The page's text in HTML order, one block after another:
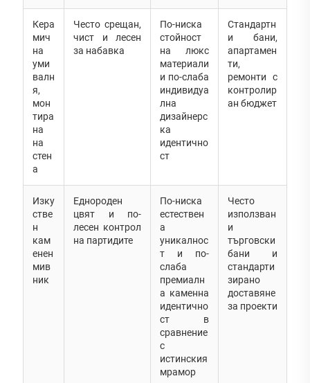
Кера
мич
на
уми
валн
я,
мон
тира
на
на
стен
а
Често срещан,
чист и лесен
за набавка
По-ниска
стойност
на люкс
материали
и по-слаба
индивидуа
лна
дизайнерс
ка
идентично
ст
Стандартн
и бани,
апартамен
ти,
ремонти с
контролир
ан бюджет
Изку
стве
н
кам
енен
мив
ник
Еднороден
цвят и по-
лесен контрол
на партидите
По-ниска
естествен
а
уникалнос
т и по-
слаба
премиалн
а каменна
идентично
ст в
сравнение
с
истинския
мрамор
Често
използван
и
търговски
бани и
стандарти
зирано
доставяне
за проекти